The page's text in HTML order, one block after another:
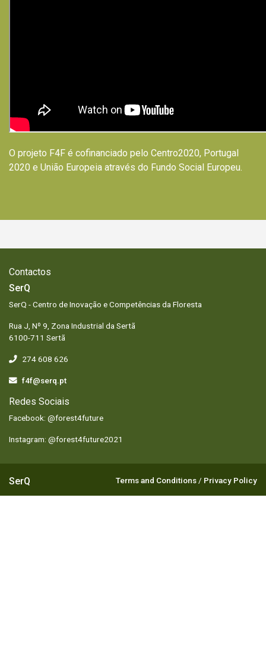
O projeto F4F é cofinanciado pelo Centro2020, Portugal
2020 e União Europeia através do Fundo Social Europeu.
Contactos
SerQ
SerQ - Centro de Inovação e Competências da Floresta
Rua J, Nº 9, Zona Industrial da Sertã
6100-711 Sertã
274 608 626
f4f@serq.pt
Redes Sociais
Facebook: @forest4future
Instagram: @forest4future2021
SerQ Terms and Conditions/ Privacy Policy